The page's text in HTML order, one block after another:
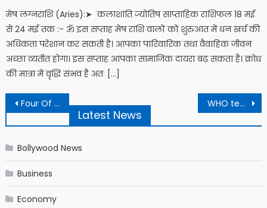
मेष लग्नराशि (Aries):➤ कलाशांति ज्योतिष साप्ताहिक राशिफल 18 मई
से 24 मई तक :- ॐ इस सप्ताह मेष राशि वालों को शुरुआत में धन खर्च की
अधिकता परेशान कर सकती है। आपका पारिवारिक तथा वैवाहिक जीवन
अच्छा व्यतीत होगा। इस सप्ताह आपका सामाजिक दायरा बढ़ सकता है। क्रोध
की मात्रा में वृद्धि संभव है अतः […]
Post navigation
Four Of Family Returning From Condolence Meet Among 21 Killed In Pakistan Accident WHO team to visit China next week to investigate origins of coronavirus
Latest News
Bollywood News
Business
Economy